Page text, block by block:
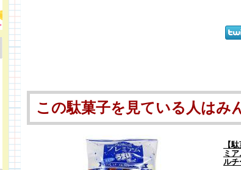
この駄菓子を見ている人は
【
ミ
ルチ